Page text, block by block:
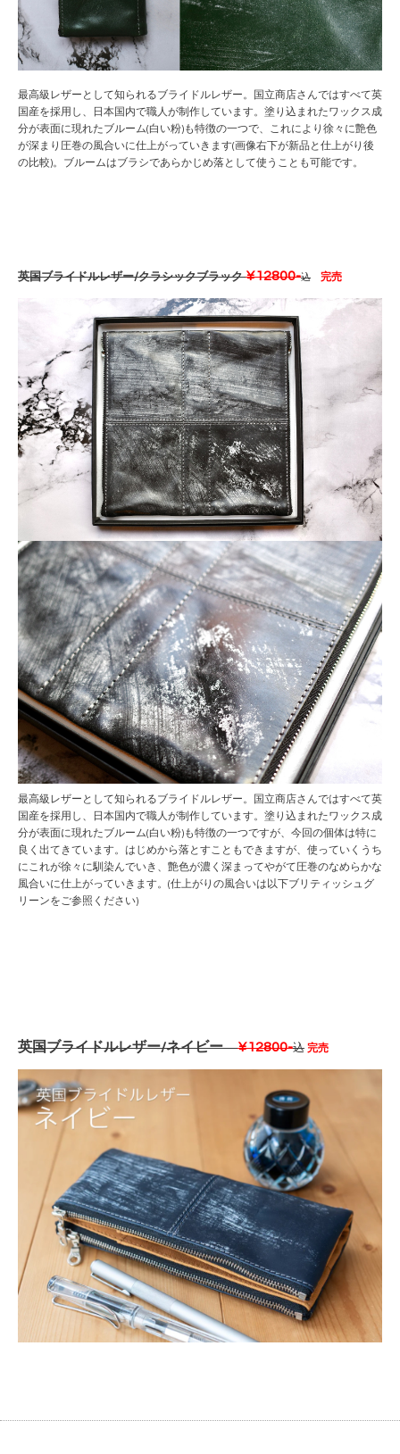
最高級レザーとして知られるブライドルレザー。国立商店さんではすべて英
国産を採用し、日本国内で職人が制作しています。塗り込まれたワックス成
分が表面に現れたブルーム(白い粉)も特徴の一つで、これにより徐々に艶色
が深まり圧巻の風合いに仕上がっていきます(画像右下が新品と仕上がり後
の比較)。ブルームはブラシであらかじめ落として使うことも可能です。
英国ブライドルレザー/クラシックブラック¥12800-込 完売
最高級レザーとして知られるブライドルレザー。国立商店さんではすべて英
国産を採用し、日本国内で職人が制作しています。塗り込まれたワックス成
分が表面に現れたブルーム(白い粉)も特徴の一つですが、今回の個体は特に
良く出てきています。はじめから落とすこともできますが、使っていくうち
にこれが徐々に馴染んでいき、艶色が濃く深まってやがて圧巻のなめらかな
風合いに仕上がっていきます。(仕上がりの風合いは以下ブリティッシュグ
リーンをご参照ください)
英国ブライドルレザー/ネイビー ¥12800-込 完売